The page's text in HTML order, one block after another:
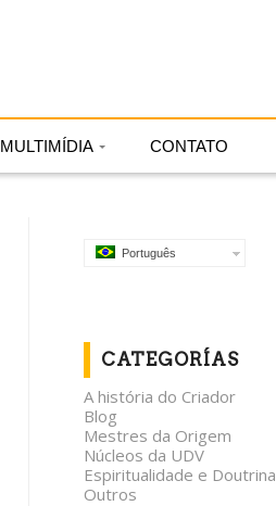
MULTIMÍDIA CONTATO
Português
CATEGORÍAS
A história do Criador
Blog
Mestres da Origem
Núcleos da UDV
Espiritualidade e Doutrina
Outros